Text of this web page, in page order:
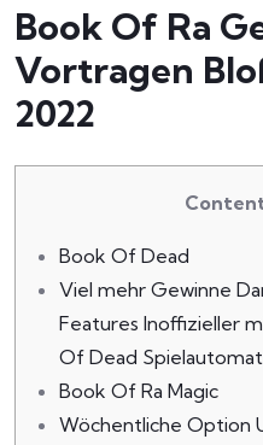
Book Of Ra
Vortragen
2022
Book Of Dead
Viel mehr Gewinne
Features Inoffizieller
Of Dead Spielautomat
Book Of Ra Magic
Wöchentliche Option